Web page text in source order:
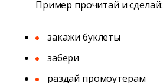
Пример прочитай и сделай:
закажи буклеты
забери
раздай промоутерам